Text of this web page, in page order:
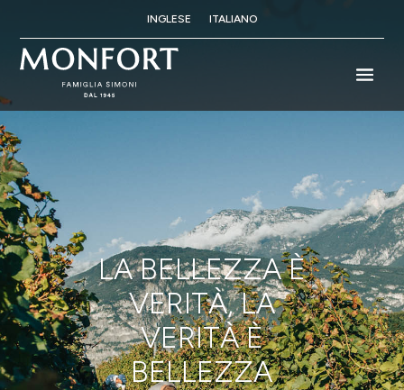
INGLESE ITALIANO
LA BELLEZZA È
VERITÀ, LA
VERITÀ È
BELLEZZA